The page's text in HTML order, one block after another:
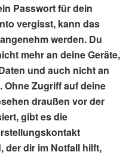
Passwort für dein
vergisst, kann das
werden. Du
mehr an deine Geräte,
und auch nicht an
Zugriff auf deine
draußen vor der
gibt es die
der dir im Notfall hilft,